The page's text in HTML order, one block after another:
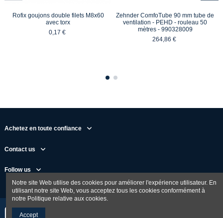
Rofix goujons double filets M8x60
avec torx
0,17 €
Zehnder ComfoTube 90 mm tube de
ventilation - PEHD - rouleau 50
mètres - 990328009
264,86 €
Achetez en toute confiance
Contact us
Follow us
Notre site Web utilise des cookies pour améliorer l'expérience utilisateur. En
utilisant notre site Web, vous acceptez tous les cookies conformément à
notre Politique relative aux cookies.
Accept